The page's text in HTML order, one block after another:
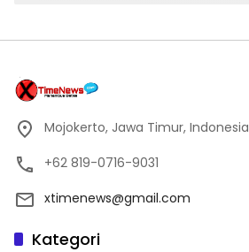
Mojokerto, Jawa Timur, Indonesia
+62 819-0716-9031
xtimenews@gmail.com
Kategori